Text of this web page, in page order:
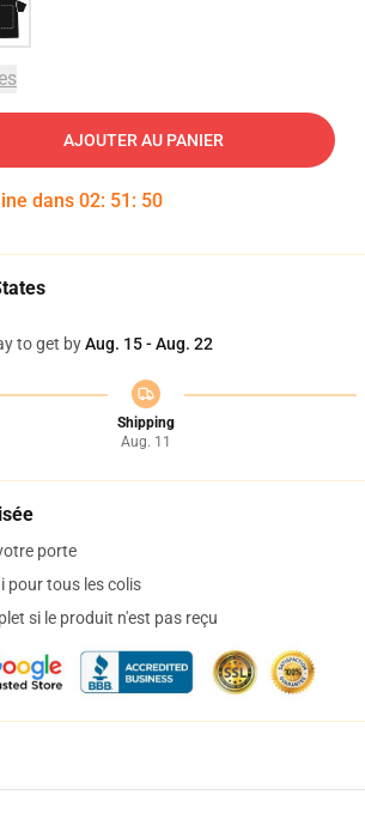
AJOUTER AU PANIER
dans 02: 51 : 49
to get byAug. 15 - Aug. 22
Shipping
Aug. 11
porte
pour tous les colis
si le produit n'est pas reçu